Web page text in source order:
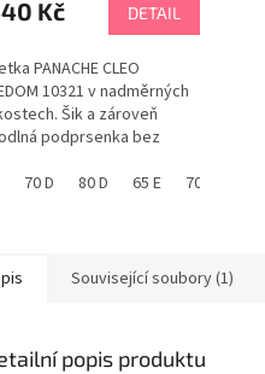
Kč DETAIL
PANACHE CLEO
10321 v nadměrných
Šik a zároveň
podprsenka bez
aktivity. Délkově
výšce pro
70 D 80 D 65 E 70 E
Související soubory (1)
popis produktu